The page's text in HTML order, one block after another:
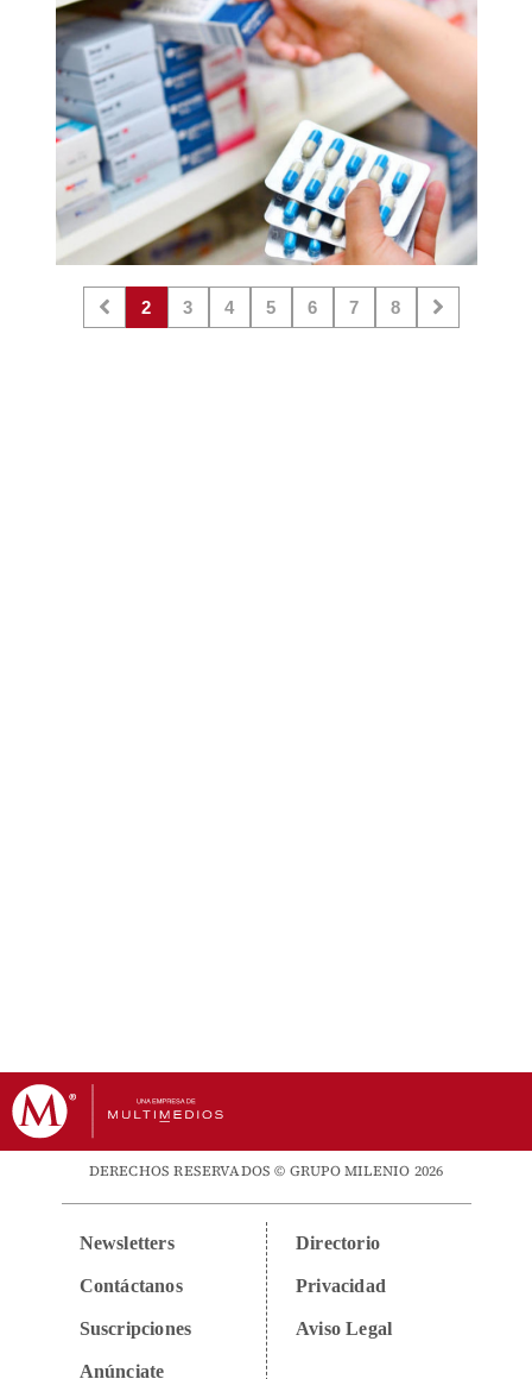
2 3 4 5 6 7 8
DERECHOS RESERVADOS © GRUPO MILENIO 2026
Newsletters
Contáctanos
Suscripciones
Anúnciate
Directorio
Privacidad
Aviso Legal